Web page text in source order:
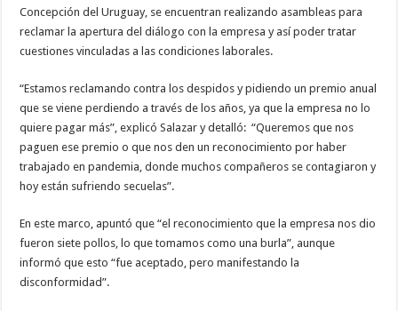
Concepción del Uruguay, se encuentran realizando asambleas para
reclamar la apertura del diálogo con la empresa y así poder tratar
cuestiones vinculadas a las condiciones laborales.
“Estamos reclamando contra los despidos y pidiendo un premio anual
que se viene perdiendo a través de los años, ya que la empresa no lo
quiere pagar más”, explicó Salazar y detalló: “Queremos que nos
paguen ese premio o que nos den un reconocimiento por haber
trabajado en pandemia, donde muchos compañeros se contagiaron y
hoy están sufriendo secuelas”.
En este marco, apuntó que “el reconocimiento que la empresa nos dio
fueron siete pollos, lo que tomamos como una burla”, aunque
informó que esto “fue aceptado, pero manifestando la
disconformidad”.